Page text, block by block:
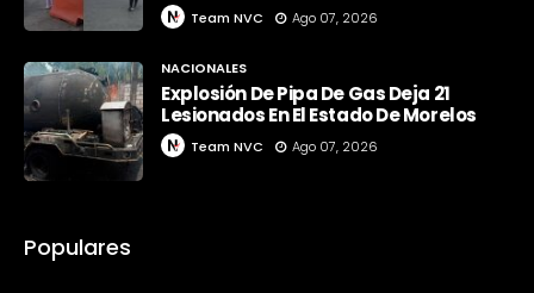
Team NVC Ago 07, 2026
NACIONALES
Explosión De Pipa De Gas Deja 21
Lesionados En El Estado De Morelos
Team NVC Ago 07, 2026
Populares